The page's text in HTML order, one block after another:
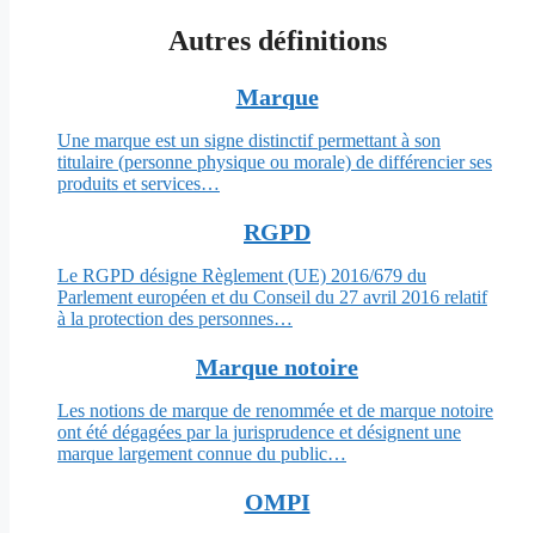
Autres définitions
Marque
Une marque est un signe distinctif permettant à son
titulaire (personne physique ou morale) de différencier ses
produits et services…
RGPD
Le RGPD désigne Règlement (UE) 2016/679 du
Parlement européen et du Conseil du 27 avril 2016 relatif
à la protection des personnes…
Marque notoire
Les notions de marque de renommée et de marque notoire
ont été dégagées par la jurisprudence et désignent une
marque largement connue du public…
OMPI